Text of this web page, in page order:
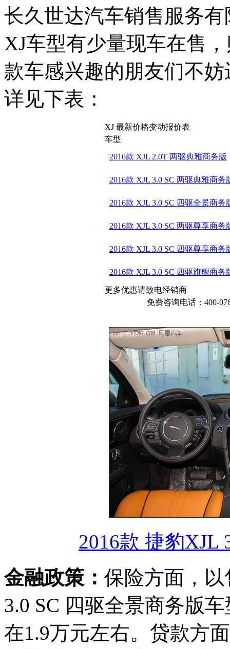
长久世达汽车销售服务
XJ车型有少量现车在售
款车感兴趣的朋友们不
详见下表：
XJ 最新价格变动报价表
车型
2016款 XJL 2.0T 两驱典雅商务版
2016款 XJL 3.0 SC 两驱典雅商务
2016款 XJL 3.0 SC 四驱全景商务
2016款 XJL 3.0 SC 两驱尊享商务
2016款 XJL 3.0 SC 四驱尊享商务
2016款 XJL 3.0 SC 四驱旗舰商务
更多优惠请致电经销商
免费咨询电话：400-
2016款 捷豹XJL
金融政策： 保险方面，以
3.0 SC 四驱全景商务版
在1.9万元左右。贷款方